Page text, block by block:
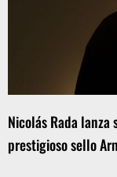
Nicolás Rada
prestigioso sello